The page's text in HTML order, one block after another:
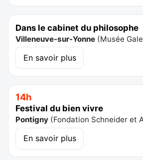
Dans le cabinet du philosophe
Villeneuve-sur-Yonne (Musée
En savoir plus
14h
Festival du bien vivre
Pontigny (Fondation Schneider et
En savoir plus